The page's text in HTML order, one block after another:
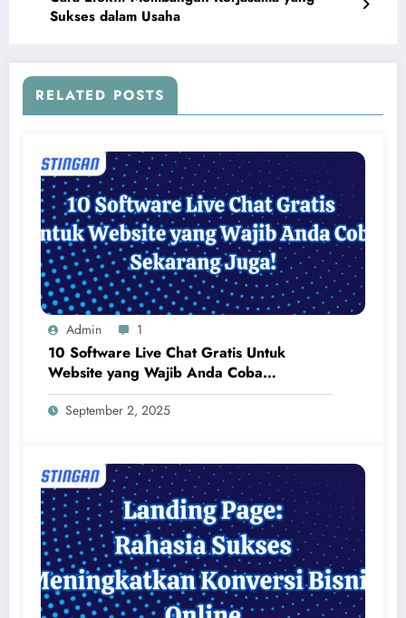
Sukses dalam Usaha
RELATED POSTS
Admin 1
10 Software Live Chat Gratis Untuk
Website yang Wajib Anda Coba
Sekarang Juga!
September 2, 2025